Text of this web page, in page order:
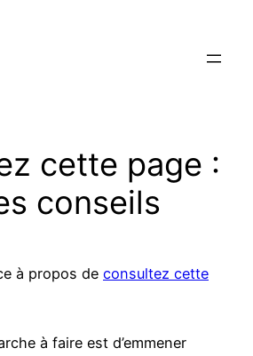
cette page :
conseils
à propos de consultez cette
à faire est d’emmener